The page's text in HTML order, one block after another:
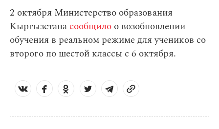
2 октября Министерство образования
Кыргызстана сообщило о возобновлении
обучения в реальном режиме для учеников со
второго по шестой классы с 6 октября.